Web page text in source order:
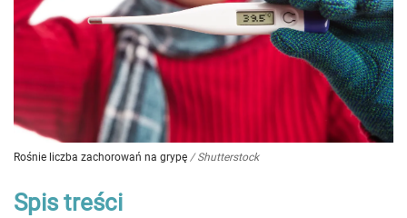
Rośnie liczba zachorowań na grypę / Shutterstock
Spis treści